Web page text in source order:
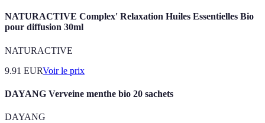
NATURACTIVE Complex' Relaxation Huiles Essentielles Bio
pour diffusion 30ml
NATURACTIVE
9.91 EURVoir le prix
DAYANG Verveine menthe bio 20 sachets
DAYANG